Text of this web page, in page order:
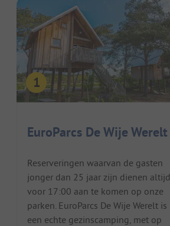
EuroParcs De Wije Werelt
Reserveringen waarvan de gasten
jonger dan 25 jaar zijn dienen altijd
voor 17:00 aan te komen op onze
parken. EuroParcs De Wije Werelt is
een echte gezinscamping, met op